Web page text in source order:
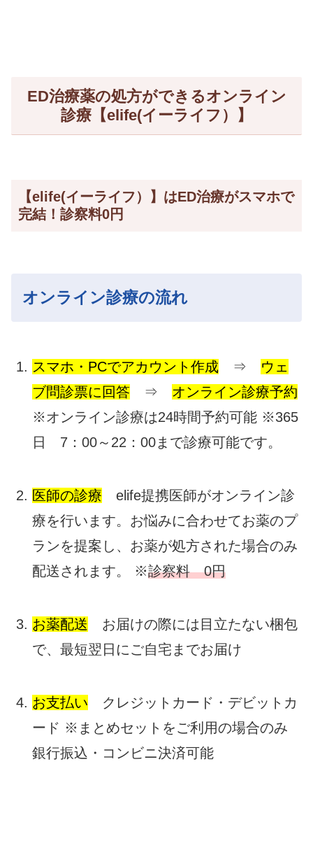
ED治療薬の処方ができるオンライン
診療【elife(イーライフ）】
【elife(イーライフ）】はED治療がスマホで
完結！診察料0円
オンライン診療の流れ
スマホ・PCでアカウント作成 ⇒ ウェ
ブ問診票に回答 ⇒ オンライン診療予約
※オンライン診療は24時間予約可能 ※365
日 7：00～22：00まで診療可能です。
医師の診療 elife提携医師がオンライン診
療を行います。お悩みに合わせてお薬のプ
ランを提案し、お薬が処方された場合のみ
配送されます。 ※診察料 0円
お薬配送 お届けの際には目立たない梱包
で、最短翌日にご自宅までお届け
お支払い クレジットカード・デビットカ
ード ※まとめセットをご利用の場合のみ
銀行振込・コンビニ決済可能